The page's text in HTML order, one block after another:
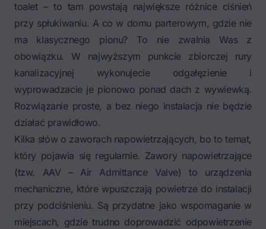
toalet – to tam powstają największe różnice ciśnień
przy spłukiwaniu. A co w domu parterowym, gdzie nie
ma klasycznego pionu? To nie zwalnia Was z
obowiązku. W najwyższym punkcie zbiorczej rury
kanalizacyjnej wykonujecie odgałęzienie i
wyprowadzacie je pionowo ponad dach z wywiewką.
Rozwiązanie proste, a bez niego instalacja nie będzie
działać prawidłowo.
Kilka słów o zaworach napowietrzających, bo to temat,
który pojawia się regularnie. Zawory napowietrzające
(tzw. AAV – Air Admittance Valve) to urządzenia
mechaniczne, które wpuszczają powietrze do instalacji
przy podciśnieniu. Są przydatne jako wspomaganie w
miejscach, gdzie trudno doprowadzić odpowietrzenie